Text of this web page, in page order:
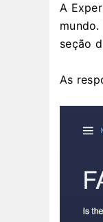
A
seção
As